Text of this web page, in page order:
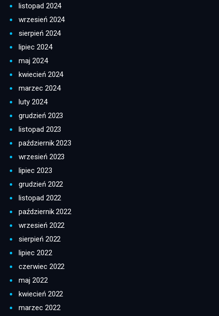
listopad 2024
wrzesień 2024
sierpień 2024
lipiec 2024
maj 2024
kwiecień 2024
marzec 2024
luty 2024
grudzień 2023
listopad 2023
październik 2023
wrzesień 2023
lipiec 2023
grudzień 2022
listopad 2022
październik 2022
wrzesień 2022
sierpień 2022
lipiec 2022
czerwiec 2022
maj 2022
kwiecień 2022
marzec 2022